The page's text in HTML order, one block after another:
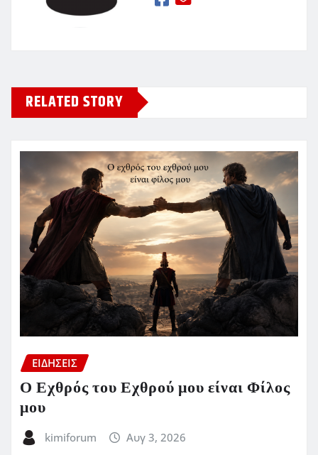
RELATED STORY
ΕΙΔΗΣΕΙΣ
Ο Εχθρός του Εχθρού μου είναι Φίλος
μου
kimiforum Αυγ 3, 2026